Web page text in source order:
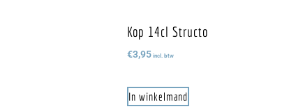
Kop 14cl Structo
€3,95 incl. btw
In winkelmand